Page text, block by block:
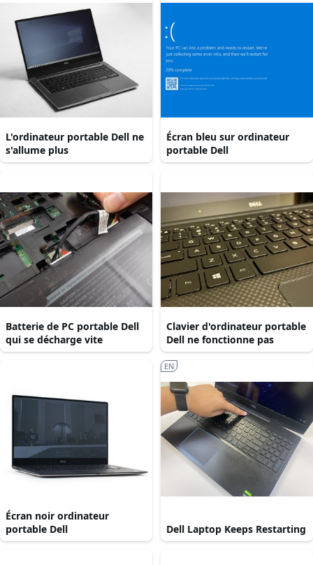
L'ordinateur portable Dell ne
s'allume plus
Écran bleu sur ordinateur
portable Dell
Batterie de PC portable Dell
qui se décharge vite
Clavier d'ordinateur portable
Dell ne fonctionne pas
Écran noir ordinateur
portable Dell
Dell Laptop Keeps Restarting
EN